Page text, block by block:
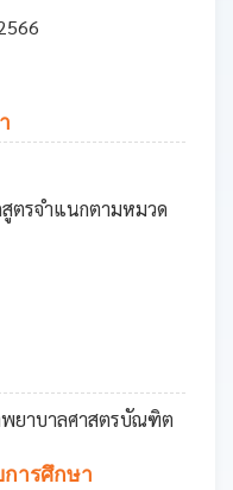
ตรจำแนกตามหมวด
พยาบาลศาสตรบัณฑิต
การศึกษา